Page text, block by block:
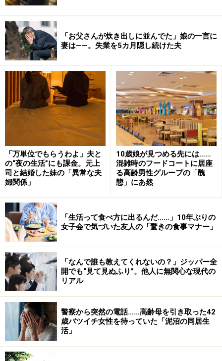
「お父さんが炊き出しに並んでた」娘の一言に
妻は――。失業を5カ月隠し続けた夫
「万単位でもらうわよ」夫と
の“夜の生活”にも課金。元上
司と結婚した妹の「異常な夫
婦関係」
10歳娘が見つめる先には……
混雑時のフードコートに居座
る高齢男性グループの「醜
態」にあ然
「生活って食べ方に出るんだ……」10年ぶりの
女子会で気づいた友人の「驚きの食事マナー」
「なんで誰も教えてくれないの？」ジッパー全
開でも“見て見ぬふり”。他人に無関心な現代の
リアル
警察から突然の電話……高齢母を引き取った42
歳バツイチ女性を待っていた「泥沼の同居生
活」